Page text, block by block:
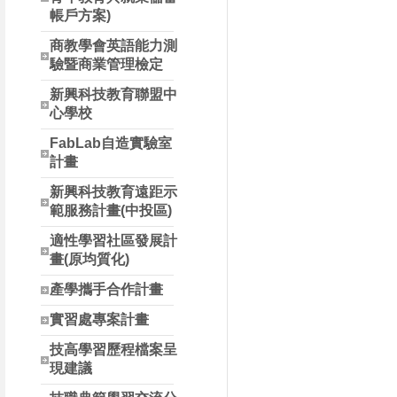
帳戶方案)
商教學會英語能力測
驗暨商業管理檢定
新興科技教育聯盟中
心學校
FabLab自造實驗室
計畫
新興科技教育遠距示
範服務計畫(中投區)
適性學習社區發展計
畫(原均質化)
產學攜手合作計畫
實習處專案計畫
技高學習歷程檔案呈
現建議